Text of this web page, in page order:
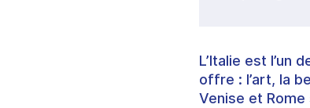
L’Italie est l’un
offre : l’art, la
Venise et